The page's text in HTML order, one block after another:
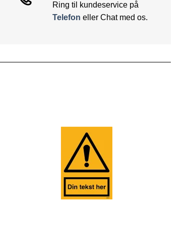
Ring til kundeservice på
Telefon eller Chat med os.